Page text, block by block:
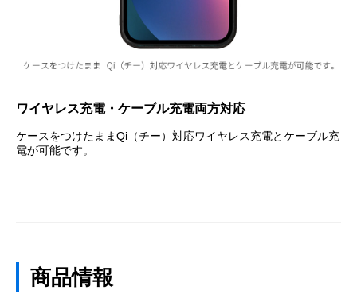
ワイヤレス充電・ケーブル充電両方対応
ケースをつけたままQi（チー）対応ワイヤレス充電とケーブル充
電が可能です。
商品情報